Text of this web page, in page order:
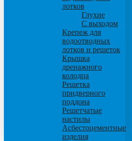
лотков
Глухие
С выходом
Крепеж для
водоотводных
лотков и решеток
Крышка
дренажного
колодца
Решетка
придверного
поддона
Решетчатые
настилы
Асбестоцементные
изделия